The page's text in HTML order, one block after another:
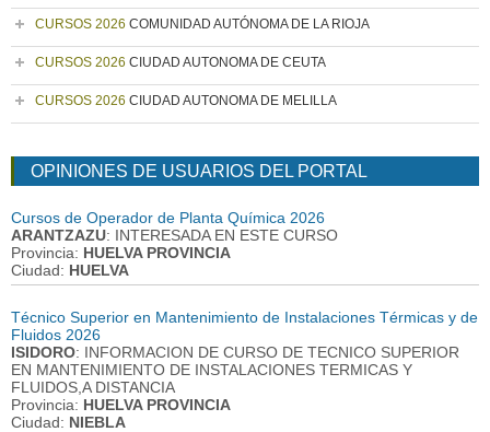
CURSOS 2026 COMUNIDAD AUTÓNOMA DE LA RIOJA
CURSOS 2026 CIUDAD AUTONOMA DE CEUTA
CURSOS 2026 CIUDAD AUTONOMA DE MELILLA
OPINIONES DE USUARIOS DEL PORTAL
Cursos de Operador de Planta Química 2026
ARANTZAZU: INTERESADA EN ESTE CURSO
Provincia: HUELVA PROVINCIA
Ciudad: HUELVA
Técnico Superior en Mantenimiento de Instalaciones Térmicas y de
Fluidos 2026
ISIDORO: INFORMACION DE CURSO DE TECNICO SUPERIOR
EN MANTENIMIENTO DE INSTALACIONES TERMICAS Y
FLUIDOS,A DISTANCIA
Provincia: HUELVA PROVINCIA
Ciudad: NIEBLA